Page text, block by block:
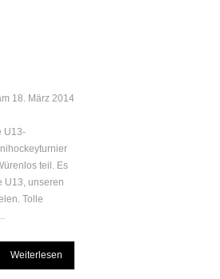
18. März 2014
U13-
teil. Es
U13, unseren
Tolle
Weiterlesen